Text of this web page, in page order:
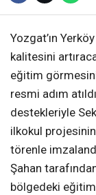
Yozgat’ın
kalitesini
eğitim
resmi adım
destekleriyle
ilkokul
törenle
Şahan
bölgedeki eğitim